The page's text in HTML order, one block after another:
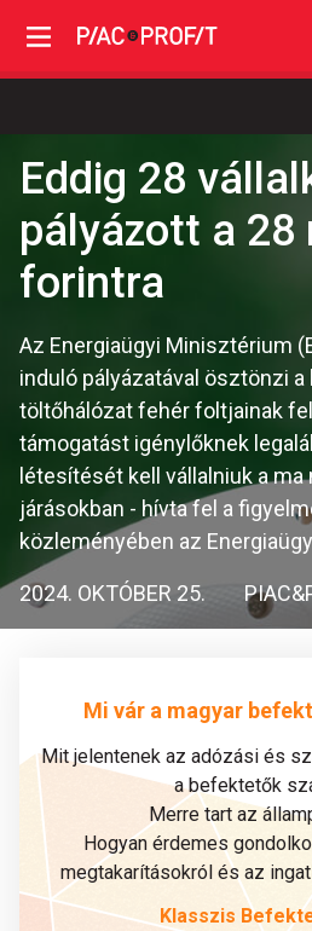
Eddig 28
pályázott a 28
forintra
Az Energiaügyi Minisztérium
induló pályázatával ösztönzi
töltőhálózat fehér foltjainak
támogatást igénylőknek
létesítését kell vállalniuk a
járásokban - hívta fel a
közleményében az
2024. OKTÓBER 25.
Mi vár a magyar
Mit jelentenek az adózási és
a befektetők
Merre tart az
Hogyan érdemes
megtakarításokról és az
Klasszis